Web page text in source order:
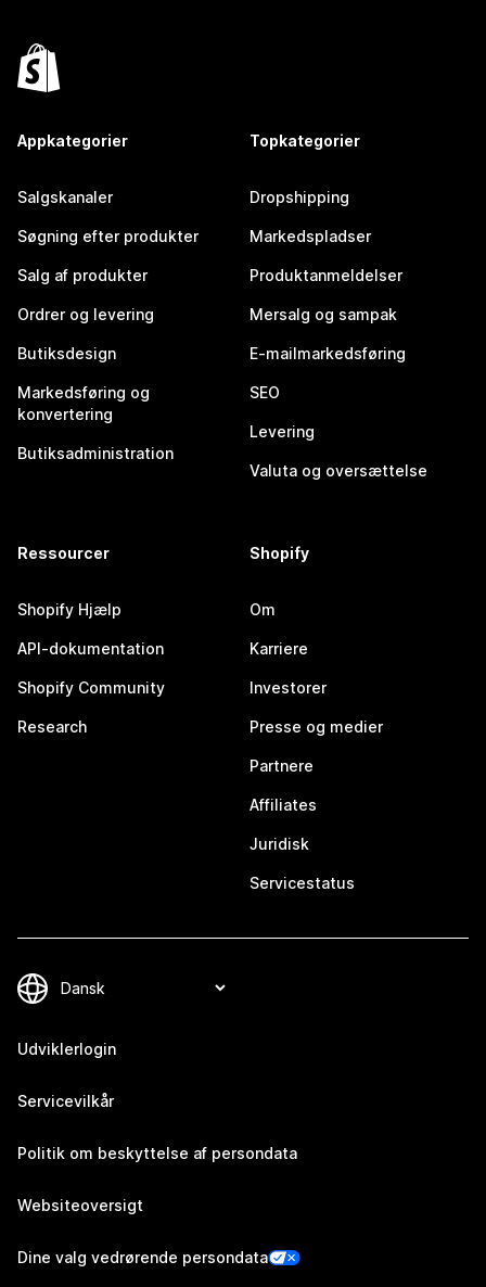
Appkategorier
Salgskanaler
Søgning efter produkter
Salg af produkter
Ordrer og levering
Butiksdesign
Markedsføring og
konvertering
Butiksadministration
Topkategorier
Dropshipping
Markedspladser
Produktanmeldelser
Mersalg og sampak
E-mailmarkedsføring
SEO
Levering
Valuta og oversættelse
Ressourcer
Shopify Hjælp
API-dokumentation
Shopify Community
Research
Shopify
Om
Karriere
Investorer
Presse og medier
Partnere
Affiliates
Juridisk
Servicestatus
Udviklerlogin
Servicevilkår
Politik om beskyttelse af persondata
Websiteoversigt
Dine valg vedrørende persondata